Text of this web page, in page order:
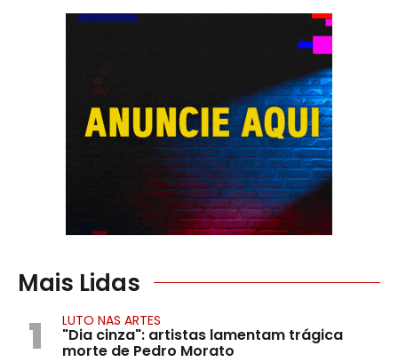
Mais Lidas
1 LUTO NAS ARTES
"Dia cinza": artistas lamentam trágica
morte de Pedro Morato